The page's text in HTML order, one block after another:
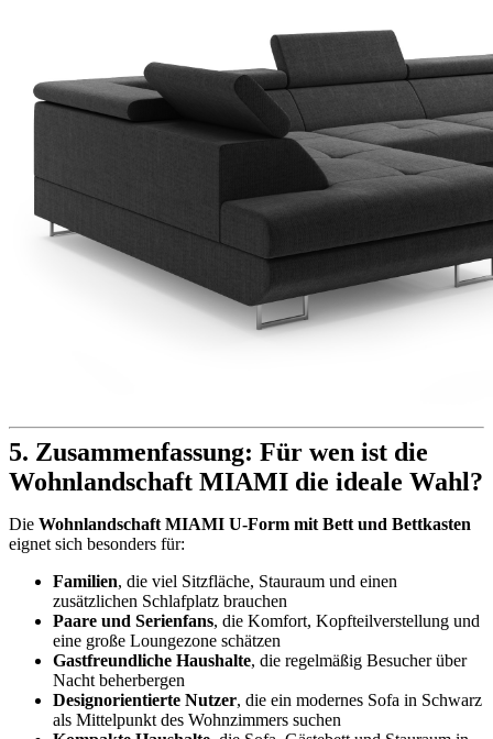
5. Zusammenfassung: Für wen ist die
Wohnlandschaft MIAMI die ideale Wahl?
Die Wohnlandschaft MIAMI U-Form mit Bett und Bettkasten
eignet sich besonders für:
Familien, die viel Sitzfläche, Stauraum und einen
zusätzlichen Schlafplatz brauchen
Paare und Serienfans, die Komfort, Kopfteilverstellung und
eine große Loungezone schätzen
Gastfreundliche Haushalte, die regelmäßig Besucher über
Nacht beherbergen
Designorientierte Nutzer, die ein modernes Sofa in Schwarz
als Mittelpunkt des Wohnzimmers suchen